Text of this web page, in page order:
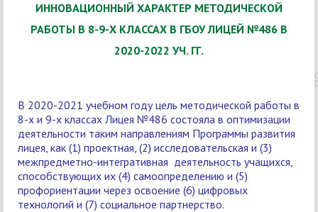
ИННОВАЦИОННЫЙ ХАРАКТЕР МЕТОДИЧЕСКОЙ
РАБОТЫ В 8-9-Х КЛАССАХ В ГБОУ ЛИЦЕЙ №486 В
2020-2022 УЧ. ГГ.
В 2020-2021 учебном году цель методической работы в
8-х и 9-х классах Лицея №486 состояла в оптимизации
деятельности таким направлениям Программы развития
лицея, как (1) проектная, (2) исследовательская и (3)
межпредметно-интегративная деятельность учащихся,
способствующих их (4) самоопределению и (5)
профориентации через освоение (6) цифровых
технологий и (7) социальное партнерство.